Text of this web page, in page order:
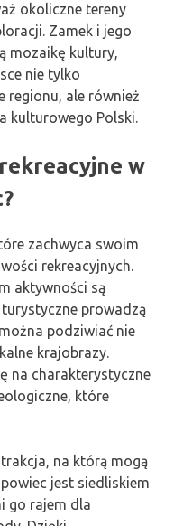
okoliczne tereny
Zamek i jego
mozaikę kultury,
nie tylko
regionu, ale również
kulturowego Polski.
w
zachwyca swoim
rekreacyjnych.
aktywności są
turystyczne prowadzą
podziwiać nie
krajobrazy.
na charakterystyczne
które
na którą mogą
jest siedliskiem
go rajem dla